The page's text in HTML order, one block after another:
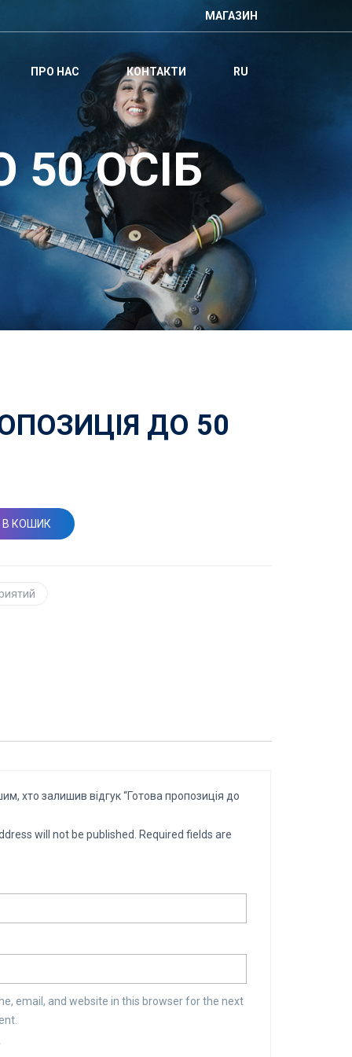
МАГАЗИН
ПРО НАС КОНТАКТИ RU
ОСІБ
ДО 50
КОШИК
хто залишив відгук “Готова пропозиція до
will not be published. Required fields are
email, and website in this browser for the next